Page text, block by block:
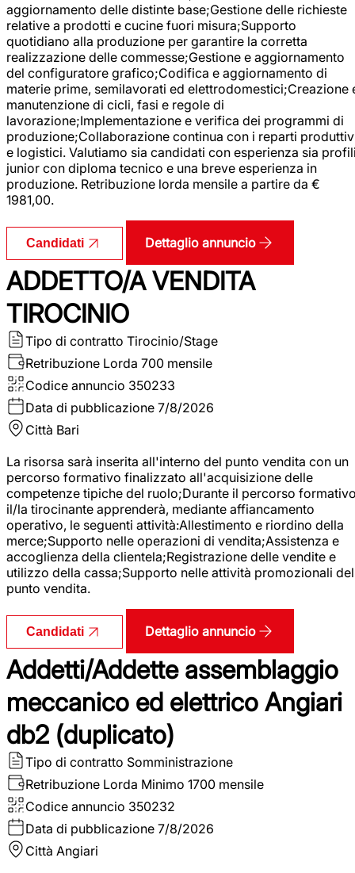
aggiornamento delle distinte base;Gestione delle richieste
relative a prodotti e cucine fuori misura;Supporto
quotidiano alla produzione per garantire la corretta
realizzazione delle commesse;Gestione e aggiornamento
del configuratore grafico;Codifica e aggiornamento di
materie prime, semilavorati ed elettrodomestici;Creazione
manutenzione di cicli, fasi e regole di
lavorazione;Implementazione e verifica dei programmi di
produzione;Collaborazione continua con i reparti
e logistici. Valutiamo sia candidati con esperienza sia
junior con diploma tecnico e una breve esperienza in
produzione. Retribuzione lorda mensile a partire da €
1981,00.
Candidati Dettaglio annuncio
ADDETTO/A VENDITA
TIROCINIO
Tipo di contratto Tirocinio/Stage
Retribuzione Lorda 700 mensile
Codice annuncio 350233
Data di pubblicazione 7/8/2026
Città Bari
La risorsa sarà inserita all'interno del punto vendita con un
percorso formativo finalizzato all'acquisizione delle
competenze tipiche del ruolo;Durante il percorso
il/la tirocinante apprenderà, mediante affiancamento
operativo, le seguenti attività:Allestimento e riordino della
merce;Supporto nelle operazioni di vendita;Assistenza e
accoglienza della clientela;Registrazione delle vendite e
utilizzo della cassa;Supporto nelle attività promozionali del
punto vendita.
Candidati Dettaglio annuncio
Addetti/Addette assemblaggio
meccanico ed elettrico Angiari
db2 (duplicato)
Tipo di contratto Somministrazione
Retribuzione Lorda Minimo 1700 mensile
Codice annuncio 350232
Data di pubblicazione 7/8/2026
Città Angiari